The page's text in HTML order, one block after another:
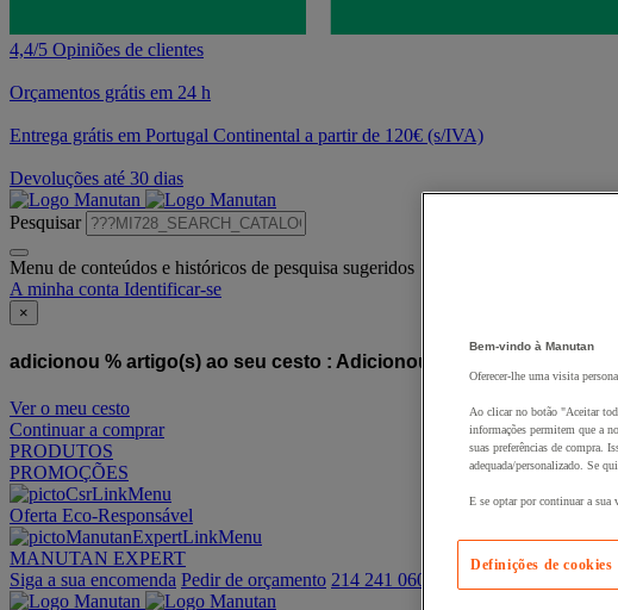
4,4/5 Opiniões de clientes
Orçamentos grátis em 24 h
Entrega grátis em Portugal Continental a partir de 120€ (s/IVA)
Devoluções até 30 dias
Pesquisar
Menu de conteúdos e históricos de pesquisa sugeridos
A minha conta Identificar-se
×
adicionou % artigo(s) ao seu cesto : Adicionou este artigo ao seu
Ver o meu cesto
Continuar a comprar
PRODUTOS
PROMOÇÕES
Oferta Eco-Responsável
MANUTAN EXPERT
Siga a sua encomenda Pedir de orçamento 214 241 060
Bem-vindo à Manutan
Oferecer-lhe uma visita
Ao clicar no botão "Aceitar
informações permitem que a
suas preferências de compra.
adequada/personalizado. Se
E se optar por continuar a sua
Definições de cookies